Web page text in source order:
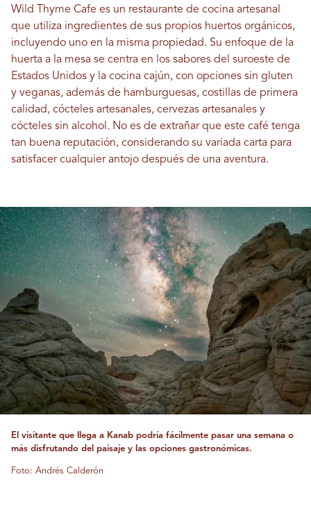
Wild Thyme Cafe es un restaurante de cocina artesanal
que utiliza ingredientes de sus propios huertos orgánicos,
incluyendo uno en la misma propiedad. Su enfoque de la
huerta a la mesa se centra en los sabores del suroeste de
Estados Unidos y la cocina cajún, con opciones sin gluten
y veganas, además de hamburguesas, costillas de primera
calidad, cócteles artesanales, cervezas artesanales y
cócteles sin alcohol. No es de extrañar que este café tenga
tan buena reputación, considerando su variada carta para
satisfacer cualquier antojo después de una aventura.
El visitante que llega a Kanab podría fácilmente pasar una semana o
más disfrutando del paisaje y las opciones gastronómicas.
Foto: Andrés Calderón